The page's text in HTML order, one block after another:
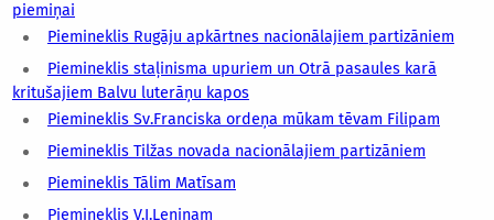
piemiņai
Piemineklis Rugāju apkārtnes nacionālajiem partizāniem
Piemineklis staļinisma upuriem un Otrā pasaules karā
kritušajiem Balvu luterāņu kapos
Piemineklis Sv.Franciska ordeņa mūkam tēvam Filipam
Piemineklis Tilžas novada nacionālajiem partizāniem
Piemineklis Tālim Matīsam
Piemineklis V.I.Ļeņinam